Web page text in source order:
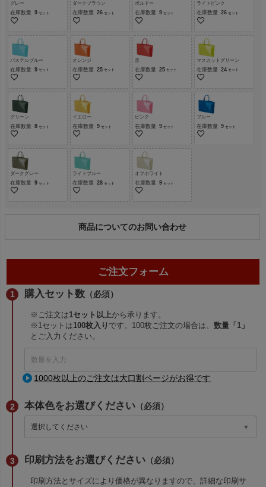
グレー
在庫数量 9
ダークブラウン
在庫数量 26
ボルドー
在庫数量 9
ライトピンク
在庫数量 26
パステルブルー
在庫数量 9
オレンジ
在庫数量 25
赤
在庫数量 25
マスカットグリーン
在庫数量 24
グリーン
在庫数量 8
イエロー
在庫数量 9
ピンク
在庫数量 9
ブルー
在庫数量 9
ダークグレー
在庫数量 9
ライトブルー
在庫数量 28
オフホワイト
在庫数量 9
商品についてのお問い合わせ
ご注文フォーム
購入セット数 （必須）
※ご注文は1セット以上から承ります。
※1セットは100枚入り です。100枚ご注文の場合は、数量「1」
とご入力ください。
1000枚以上のご注文は大口割ページがお得です
本体色をお選びください （必須）
印刷方法をお選びください （必須）
印刷方法とサイズにより価格が異なりますので、詳細な印刷サ